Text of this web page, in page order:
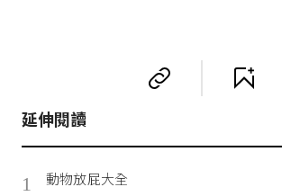
延伸閱讀
1 動物放屁大全